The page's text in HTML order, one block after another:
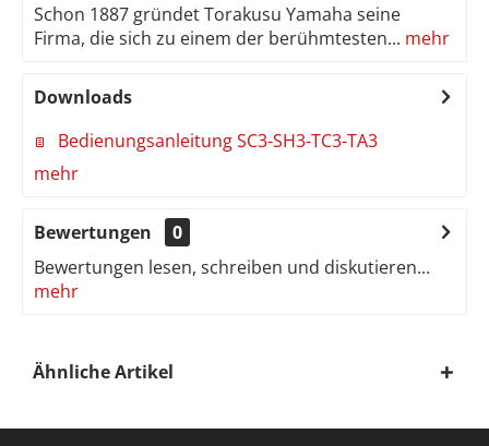
Schon 1887 gründet Torakusu Yamaha seine
Firma, die sich zu einem der berühmtesten... mehr
Downloads
Bedienungsanleitung SC3-SH3-TC3-TA3
mehr
Bewertungen
0
Bewertungen lesen, schreiben und diskutieren...
mehr
Ähnliche Artikel